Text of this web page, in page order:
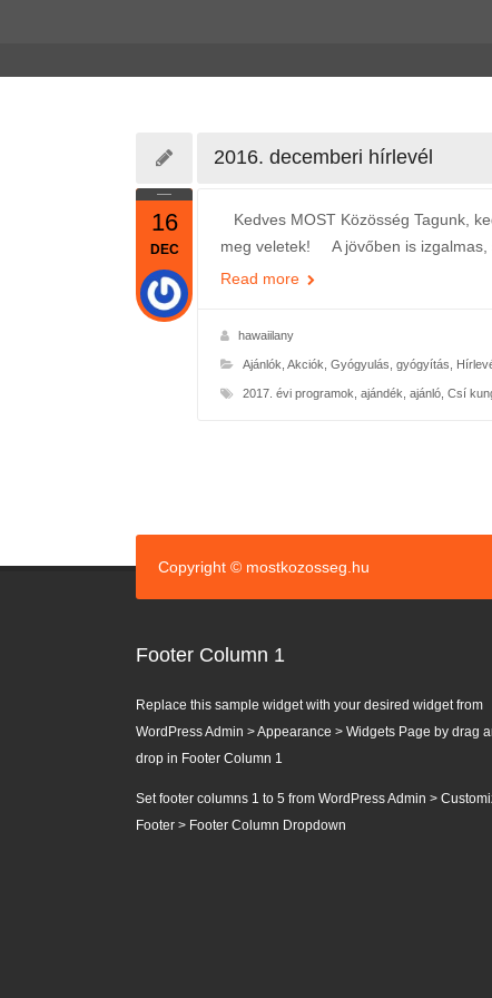
16
DEC
2016. decemberi hírlevél
Kedves MOST Közösség Tagunk,
meg veletek! A jövőben is
Read more
hawaiilany
Ajánlók Akciók Gyógyulás, gyógyítás
2017. évi programok ajándék ajánló Csí
Copyright © mostkozosseg.hu
Footer Column 1
Replace this sample widget with your desired widget from
WordPress Admin > Appearance > Widgets Page by drag
drop in Footer Column 1
Set footer columns 1 to 5 from WordPress Admin >
Footer > Footer Column Dropdown